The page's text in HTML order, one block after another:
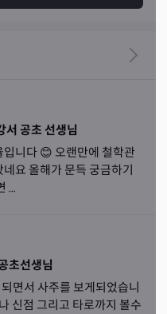
서 공초 선생님
입니다 😊 오랜만에 철학관
요 올해가 문득 궁금하기
...
초선생님
면서 사주를 보게되었습니
신점 그리고 타로까지 볼수